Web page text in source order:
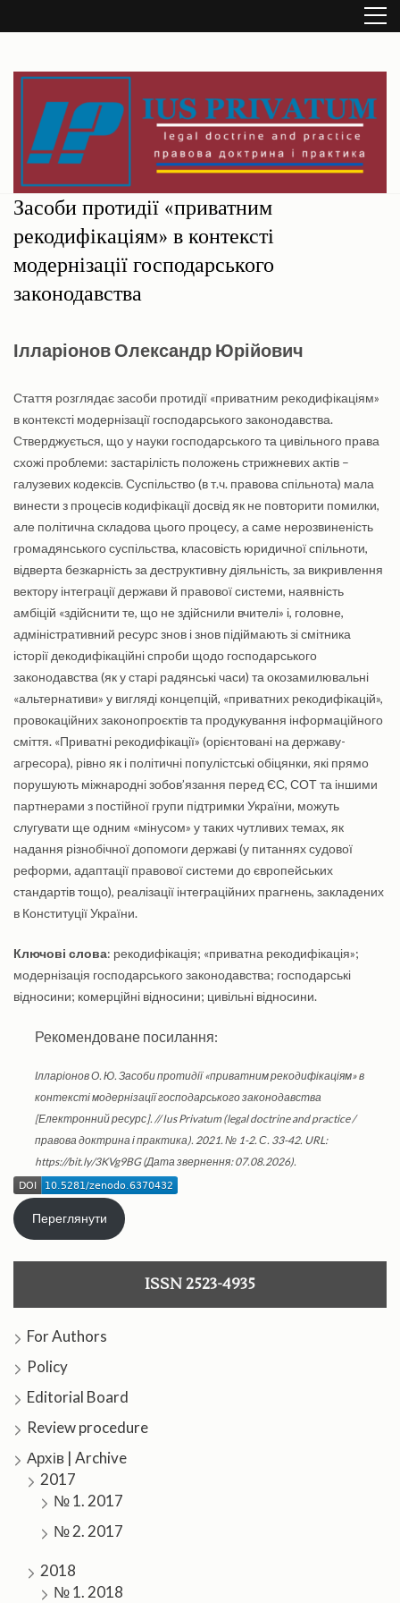
до
(натисніть
IUS PRIVATUM
(legal doctrine and practice / правова доктрина і практика)
Засоби протидії «приватним
рекодифікаціям» в контексті
модернізації господарського
законодавства
Ілларіонов Олександр Юрійович
Стаття розглядає засоби протидії «приватним рекодифікаціям»
в контексті модернізації господарського законодавства.
Стверджується, що у науки господарського та цивільного права
схожі проблеми: застарілість положень стрижневих актів –
галузевих кодексів. Суспільство (в т.ч. правова спільнота) мала
винести з процесів кодифікації досвід як не повторити помилки,
але політична складова цього процесу, а саме нерозвиненість
громадянського суспільства, класовість юридичної спільноти,
відверта безкарність за деструктивну діяльність, за викривлення
вектору інтеграції держави й правової системи, наявність
амбіцій «здійснити те, що не здійснили вчителі» і, головне,
адміністративний ресурс знов і знов підіймають зі смітника
історії декодифікаційні спроби щодо господарського
законодавства (як у старі радянські часи) та окозамилювальні
«альтернативи» у вигляді концепцій, «приватних рекодифікацій»,
провокаційних законопроєктів та продукування інформаційного
сміття. «Приватні рекодифікації» (орієнтовані на державу-
агресора), рівно як і політичні популістські обіцянки, які прямо
порушують міжнародні зобов’язання перед ЄС, СОТ та іншими
партнерами з постійної групи підтримки України, можуть
слугувати ще одним «мінусом» у таких чутливих темах, як
надання різнобічної допомоги державі (у питаннях судової
реформи, адаптації правової системи до європейських
стандартів тощо), реалізації інтеграційних прагнень, закладених
в Конституції України.
Ключові слова: рекодифікація; «приватна рекодифікація»;
модернізація господарського законодавства; господарські
відносини; комерційні відносини; цивільні відносини.
Рекомендоване посилання:
Ілларіонов О. Ю. Засоби протидії «приватним рекодифікаціям» в
контексті модернізації господарського законодавства
[Електронний ресурс]. // Ius Privatum (legal doctrine and practice /
правова доктрина і практика). 2021. № 1-2. С. 33-42. URL:
https://bit.ly/3KVg9BG (Дата звернення: 07.08.2026).
Переглянути
ISSN 2523-4935
For Authors
Policy
Editorial Board
Review procedure
Архів | Archive
2017
№ 1. 2017
№ 2. 2017
2018
№ 1. 2018